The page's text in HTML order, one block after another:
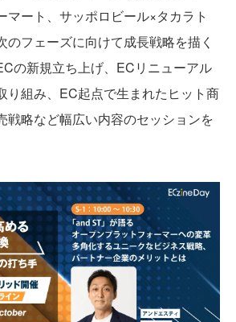
マート、サッポロビール×タカラト
のフェーズに向けて成長戦略を描く
の新規立ち上げ、ECリニューアル
り組み、EC起点で生まれたヒット商
戦略など幅広い内容のセッションを